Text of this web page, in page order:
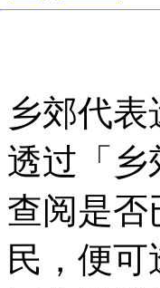
乡郊代
透过「乡
查阅是否
民，便